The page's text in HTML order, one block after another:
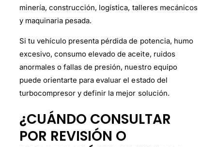
minería, construcción, logística, talleres mecánicos
y maquinaria pesada.
Si tu vehículo presenta pérdida de potencia, humo
excesivo, consumo elevado de aceite, ruidos
anormales o fallas de presión, nuestro equipo
puede orientarte para evaluar el estado del
turbocompresor y definir la mejor solución.
¿CUÁNDO CONSULTAR
POR REVISIÓN O